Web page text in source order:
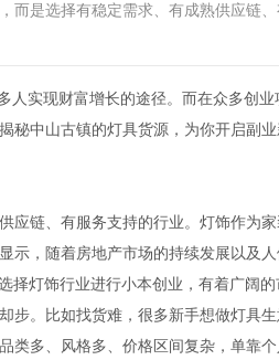
而是选择有稳定需求、有成熟供应链
现财富增长的途径。而在众多创业
秘中山古镇的灯具货源，为你开启副
链、有服务支持的行业。灯饰作为家
示，随着房地产市场的持续发展以及
灯饰行业进行小本创业，有着广阔的
。比如找货难，很多新手想做灯具生
多、风格多、价格区间复杂，单靠个